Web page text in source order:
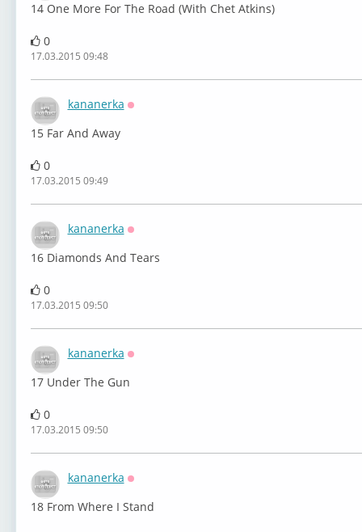
14 One More For The Road (With Chet Atkins)
0
17.03.2015 09:48
kananerka
15 Far And Away
0
17.03.2015 09:49
kananerka
16 Diamonds And Tears
0
17.03.2015 09:50
kananerka
17 Under The Gun
0
17.03.2015 09:50
kananerka
18 From Where I Stand